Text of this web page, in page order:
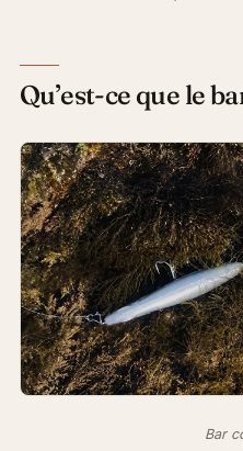
Qu’est-ce que le
Bar